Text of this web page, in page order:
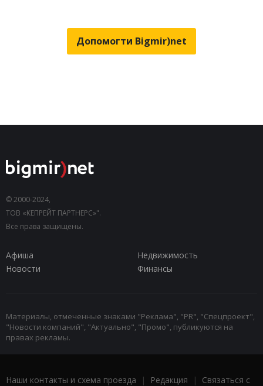
Допомогти Bigmir)net
© 2000-2024,
ТОВ «КЕПРЕЙТ ПАРТНЕРС»".
Все права защищены.
Афиша
Недвижимость
Новости
Финансы
Материалы, отмеченные знаками "Реклама", "PR", "Спецпроект",
"Новости компаний", "Актуально", "Промо", публикуются на
правах рекламы.
Наши контакты и схема проезда | Редакция | Связаться с